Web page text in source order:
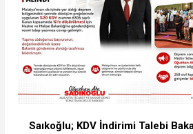
Saıkoğlu; KDV İndirimi Talebi